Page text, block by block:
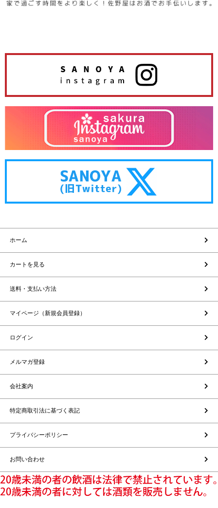
ホーム
カートを見る
送料・支払い方法
マイページ（新規会員登録）
ログイン
メルマガ登録
会社案内
特定商取引法に基づく表記
プライバシーポリシー
お問い合わせ